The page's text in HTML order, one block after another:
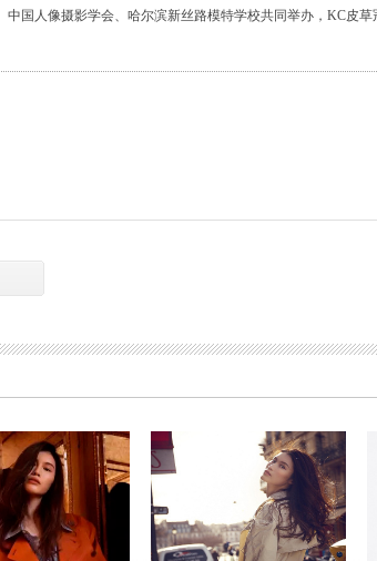
中国人像摄影学会、哈尔滨新丝路模特学校共同举办，KC皮